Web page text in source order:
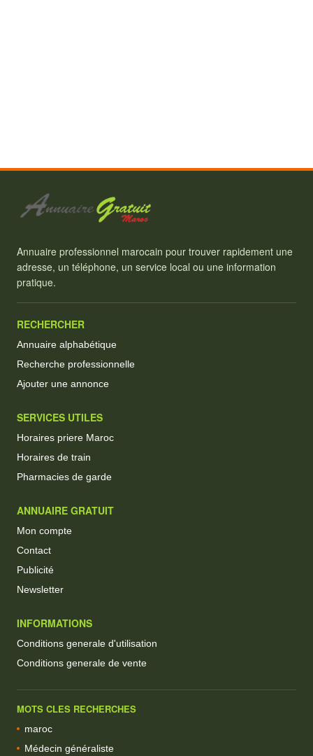
Annuaire professionnel marocain pour trouver rapidement une
adresse, un téléphone, un service local ou une information
pratique.
RECHERCHER
Annuaire alphabétique
Recherche professionnelle
Ajouter une annonce
SERVICES UTILES
Horaires priere Maroc
Horaires de train
Pharmacies de garde
ANNUAIRE GRATUIT
Mon compte
Contact
Publicité
Newsletter
INFORMATIONS
Conditions generale d'utilisation
Conditions generale de vente
MOTS CLES RECHERCHES
maroc
Médecin généraliste